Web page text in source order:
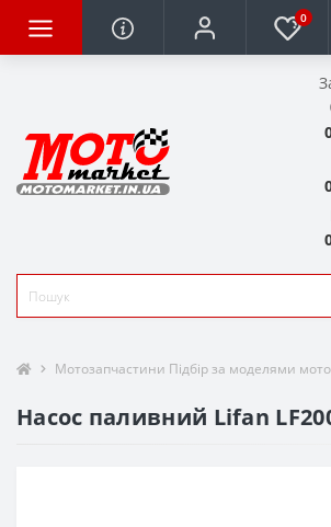
0
Мотозапчастини Підбір за моделями
Насос паливний Lifan